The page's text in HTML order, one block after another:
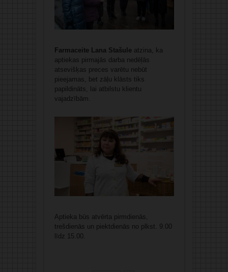
Farmaceite Lana Stašule atzina, ka
aptiekas pirmajās darba nedēļās
atsevišķas preces varētu nebūt
pieejamas, bet zāļu klāsts tiks
papildināts, lai atbilstu klientu
vajadzībām.
Aptieka būs atvērta pirmdienās,
trešdienās un piektdienās no plkst. 9.00
līdz 15.00.